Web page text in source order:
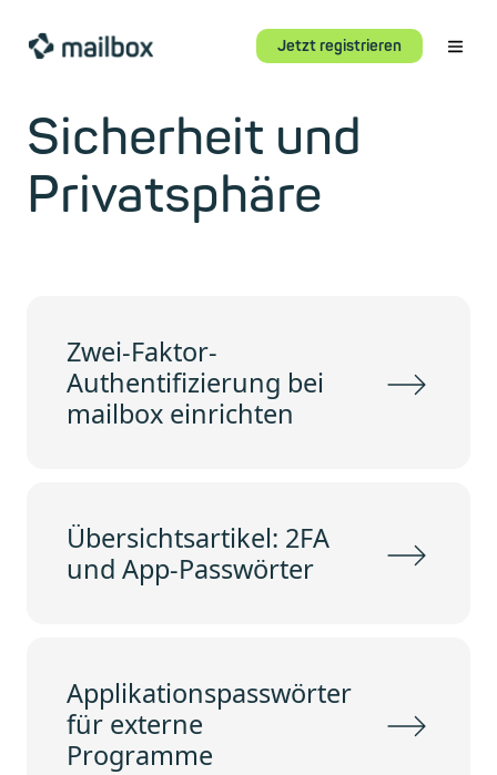
Jetzt registrieren
Sicherheit und
Privatsphäre
Zwei-Faktor-
Authentifizierung bei
mailbox einrichten
Übersichtsartikel: 2FA
und App-Passwörter
Applikationspasswörter
für externe
Programme